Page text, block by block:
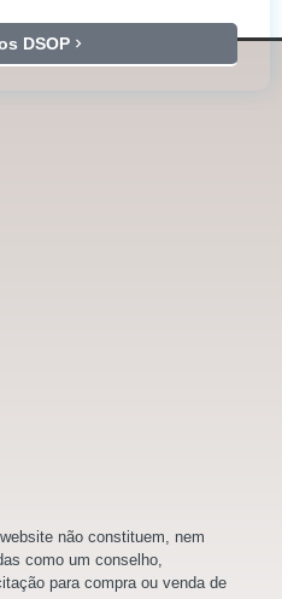
DSOP
não constituem, nem
como um conselho,
para compra ou venda de